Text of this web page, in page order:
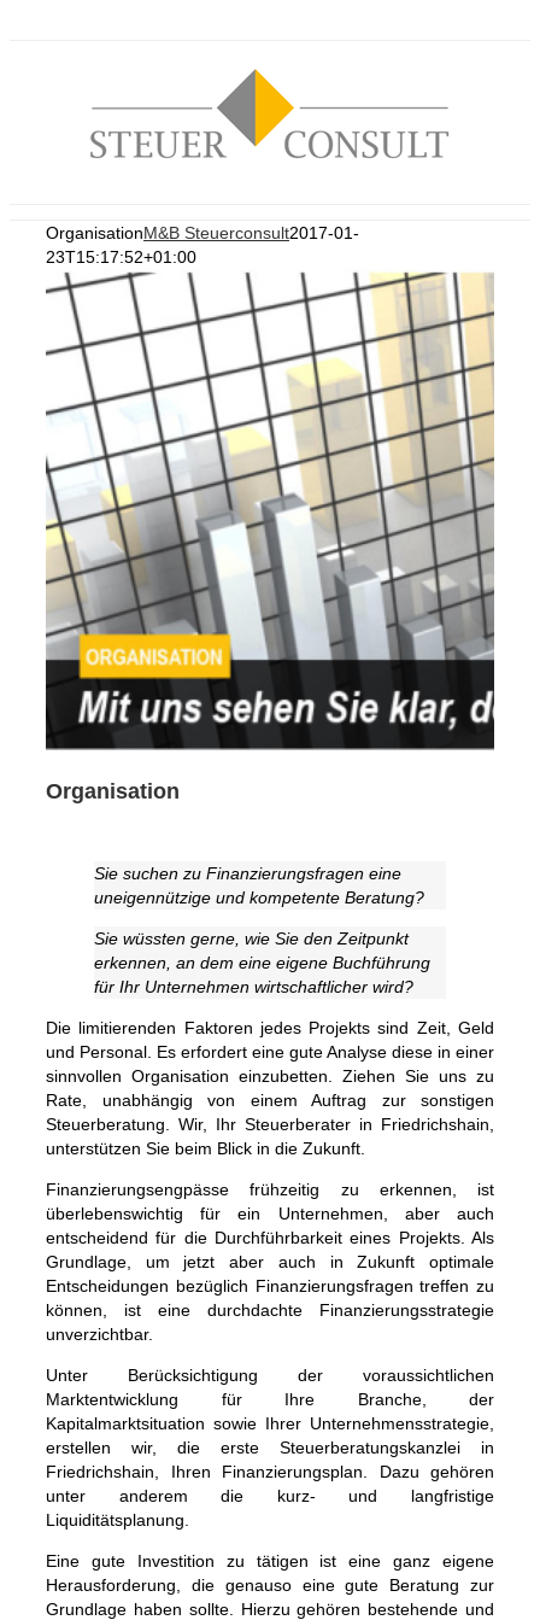
OrganisationM&B Steuerconsult2017-01-
23T15:17:52+01:00
Organisation
Sie suchen zu Finanzierungsfragen eine
uneigennützige und kompetente Beratung?
Sie wüssten gerne, wie Sie den Zeitpunkt
erkennen, an dem eine eigene Buchführung
für Ihr Unternehmen wirtschaftlicher wird?
Die limitierenden Faktoren jedes Projekts sind Zeit, Geld
und Personal. Es erfordert eine gute Analyse diese in einer
sinnvollen Organisation einzubetten. Ziehen Sie uns zu
Rate, unabhängig von einem Auftrag zur sonstigen
Steuerberatung. Wir, Ihr Steuerberater in Friedrichshain,
unterstützen Sie beim Blick in die Zukunft.
Finanzierungsengpässe frühzeitig zu erkennen, ist
überlebenswichtig für ein Unternehmen, aber auch
entscheidend für die Durchführbarkeit eines Projekts. Als
Grundlage, um jetzt aber auch in Zukunft optimale
Entscheidungen bezüglich Finanzierungsfragen treffen zu
können, ist eine durchdachte Finanzierungsstrategie
unverzichtbar.
Unter Berücksichtigung der voraussichtlichen
Marktentwicklung für Ihre Branche, der
Kapitalmarktsituation sowie Ihrer Unternehmensstrategie,
erstellen wir, die erste Steuerberatungskanzlei in
Friedrichshain, Ihren Finanzierungsplan. Dazu gehören
unter anderem die kurz- und langfristige
Liquiditätsplanung.
Eine gute Investition zu tätigen ist eine ganz eigene
Herausforderung, die genauso eine gute Beratung zur
Grundlage haben sollte. Hierzu gehören bestehende und